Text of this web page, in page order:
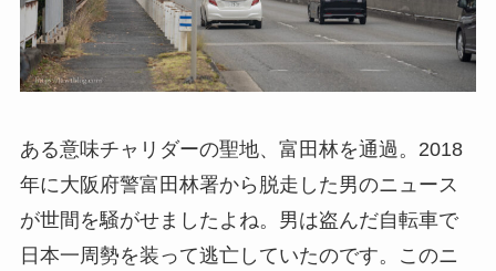
ある意味チャリダーの聖地、富田林を通過。2018
年に大阪府警富田林署から脱走した男のニュース
が世間を騒がせましたよね。男は盗んだ自転車で
日本一周勢を装って逃亡していたのです。このニ